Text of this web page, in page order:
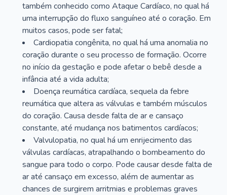
também conhecido como Ataque Cardíaco, no qual há
uma interrupção do fluxo sanguíneo até o coração. Em
muitos casos, pode ser fatal;
Cardiopatia congênita, no qual há uma anomalia no
coração durante o seu processo de formação. Ocorre
no início da gestação e pode afetar o bebê desde a
infância até a vida adulta;
Doença reumática cardíaca, sequela da febre
reumática que altera as válvulas e também músculos
do coração. Causa desde falta de ar e cansaço
constante, até mudança nos batimentos cardíacos;
Valvulopatia, no qual há um enrijecimento das
válvulas cardíacas, atrapalhando o bombeamento do
sangue para todo o corpo. Pode causar desde falta de
ar até cansaço em excesso, além de aumentar as
chances de surgirem arritmias e problemas graves